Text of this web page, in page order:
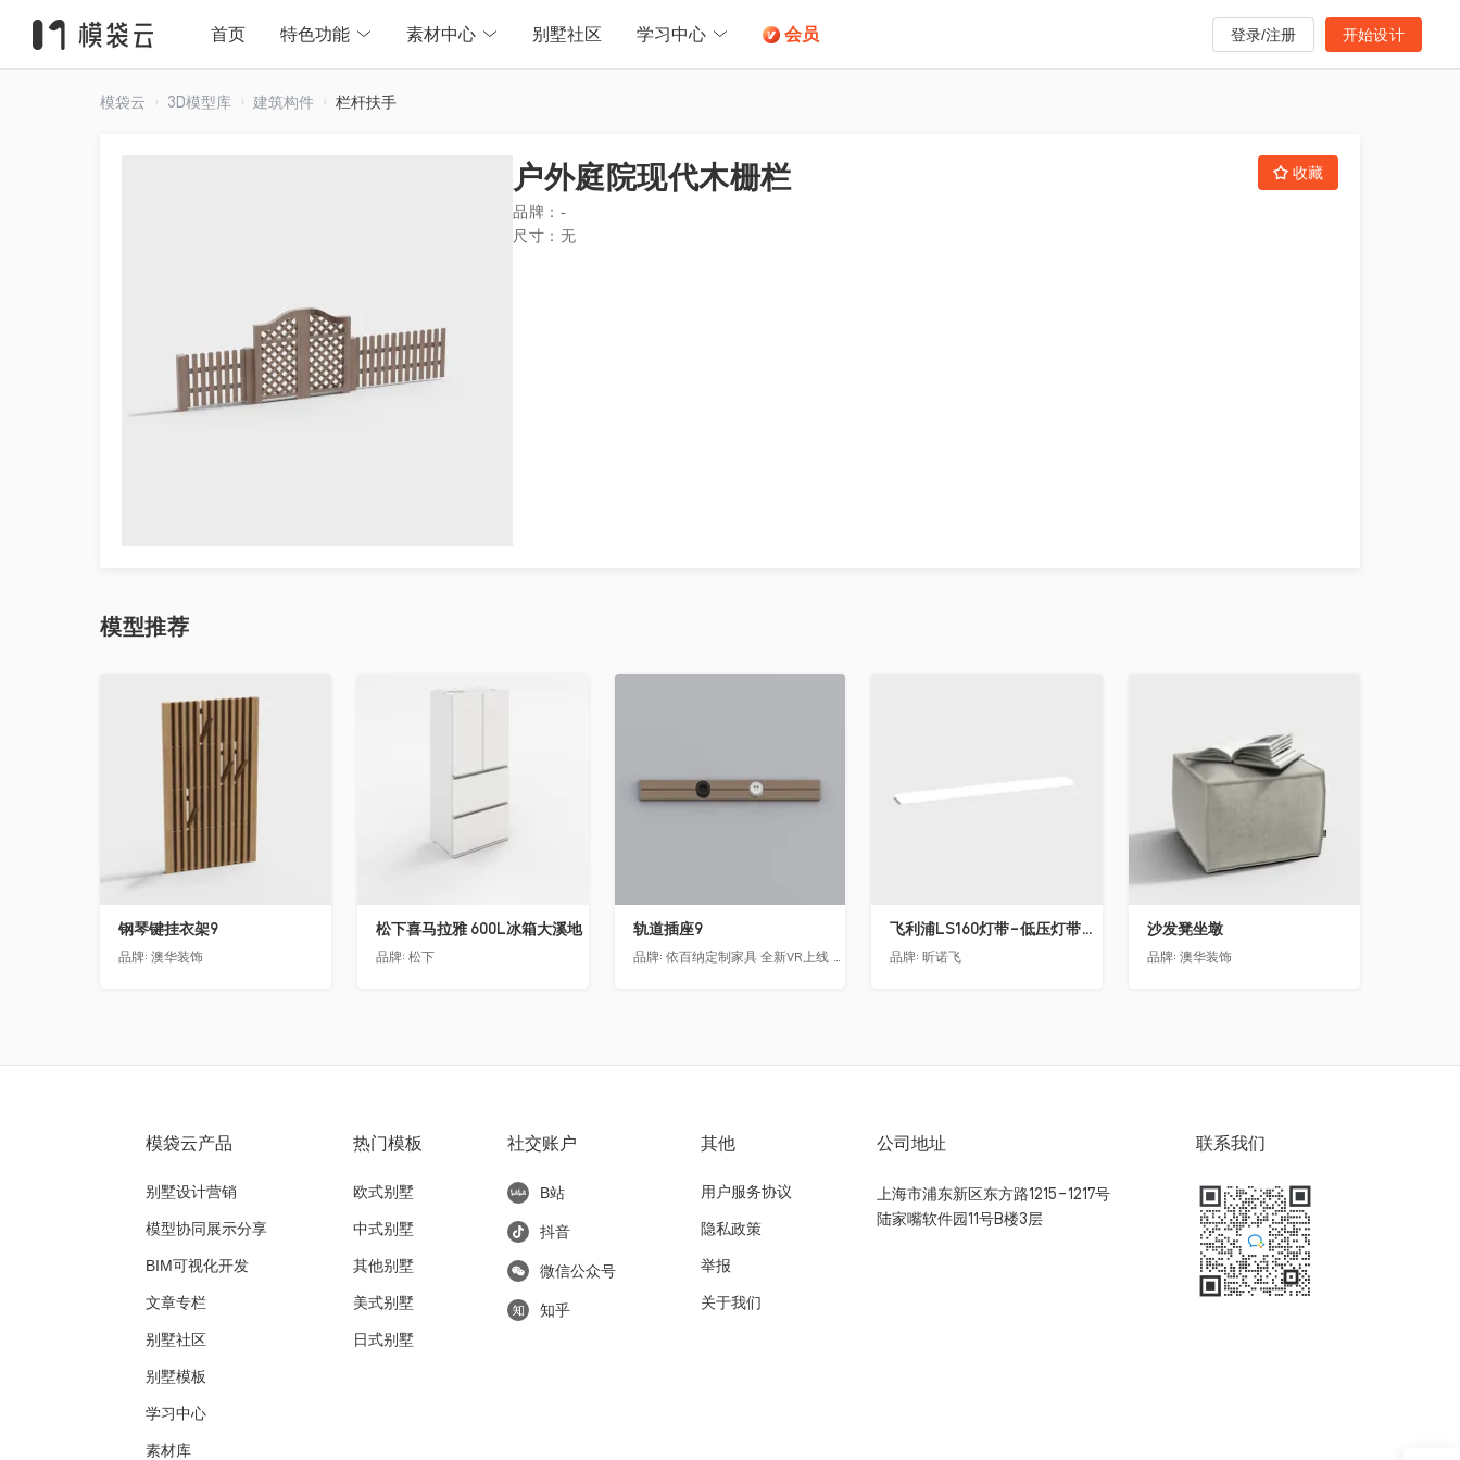
首页 特色功能 素材中心 别墅社区 学习中心 会员 登录/注册 开始设计
模袋云 3D模型库 建筑构件 栏杆扶手
户外庭院现代木栅栏
品牌： -
尺寸： 无
收藏
模型推荐
收藏
钢琴键挂衣架9
品牌: 澳华装饰
松下喜马拉雅 600L冰箱大溪地
品牌: 松下
轨道插座9
品牌: 依百纳定制家具 全新VR上线 让您提前遇见你未来的家！
飞利浦LS160灯带-低压灯带-100mm
品牌:昕诺飞
沙发凳坐墩
品牌:澳华装饰
模袋云产品
别墅设计营销
模型协同展示分享
BIM可视化开发
文章专栏
别墅社区
别墅模板
学习中心
素材库
热门模板
欧式别墅
中式别墅
其他别墅
美式别墅
日式别墅
社交账户
B站
抖音
微信公众号
知乎
其他
用户服务协议
隐私政策
举报
关于我们
公司地址
上海市浦东新区东方路1215-1217号
陆家嘴软件园11号B楼3层
联系我们